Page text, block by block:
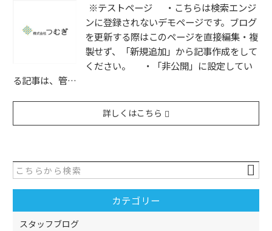
※テストページ ・こちらは検索エンジ
ンに登録されないデモページです。ブログ
を更新する際はこのページを直接編集・複
製せず、「新規追加」から記事作成をして
ください。 ・「非公開」に設定してい
る記事は、管…
詳しくはこちら
カテゴリー
スタッフブログ